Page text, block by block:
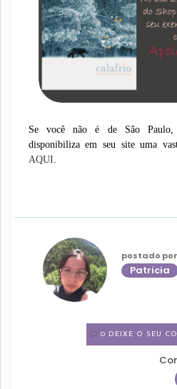
Se você não é de São Paulo,
disponibiliza em seu site uma
AQUI
postado por
Patricia
0 DEIXE O SEU